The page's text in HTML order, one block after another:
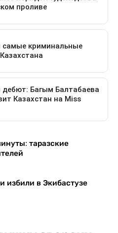
таразские
избили в Экибастузе